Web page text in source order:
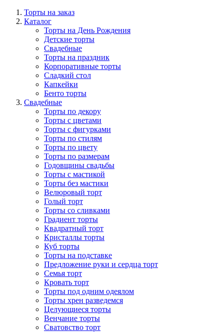
Торты на заказ
Каталог
Торты на День Рождения
Детские торты
Свадебные
Торты на праздник
Корпоративные торты
Сладкий стол
Капкейки
Бенто торты
Свадебные
Торты по декору
Торты с цветами
Торты с фигурками
Торты по стилям
Торты по цвету
Торты по размерам
Годовщины свадьбы
Торты с мастикой
Торты без мастики
Велюровый торт
Голый торт
Торты со сливками
Градиент торты
Квадратный торт
Кристаллы торты
Куб торты
Торты на подставке
Предложение руки и сердца торт
Семья торт
Кровать торт
Торты под одним одеялом
Торты хрен разведемся
Целующиеся торты
Венчание торты
Сватовство торт